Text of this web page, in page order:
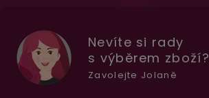
Nevíte si rady
s výběrem zboží?
Zavolejte Jolaně